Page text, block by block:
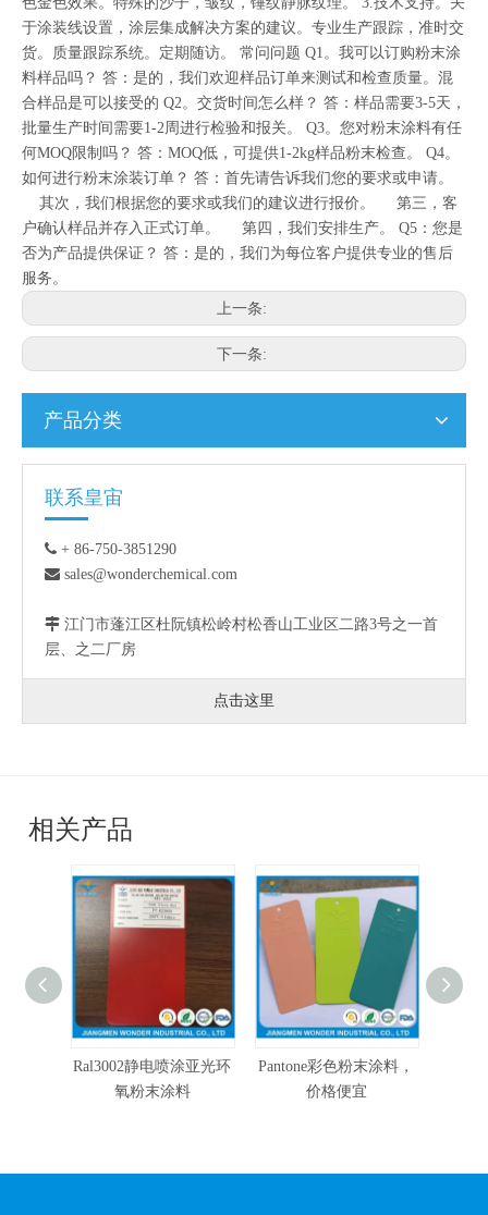
于涂装线设置，涂层集成解决方案的建议。专业生产跟踪，准时交
货。质量跟踪系统。定期随访。 常问问题 Q1。我可以订购粉末涂
料样品吗？ 答：是的，我们欢迎样品订单来测试和检查质量。混
合样品是可以接受的 Q2。交货时间怎么样？ 答：样品需要3-5天，
批量生产时间需要1-2周进行检验和报关。 Q3。您对粉末涂料有任
何MOQ限制吗？ 答：MOQ低，可提供1-2kg样品粉末检查。 Q4。
如何进行粉末涂装订单？ 答：首先请告诉我们您的要求或申请。
其次，我们根据您的要求或我们的建议进行报价。 第三，客
户确认样品并存入正式订单。 第四，我们安排生产。 Q5：您是
否为产品提供保证？ 答：是的，我们为每位客户提供专业的售后
服务。
上一条:
下一条:
产品分类
联系皇宙
 + 86-750-3851290
 sales@wonderchemical.com
 江门市蓬江区杜阮镇松岭村松香山工业区二路3号之一首
层、之二厂房
点击这里
相关产品
Ral3002静电喷涂亚光环
氧粉末涂料
Pantone彩色粉末涂料，
价格便宜